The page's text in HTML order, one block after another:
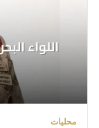
محليات